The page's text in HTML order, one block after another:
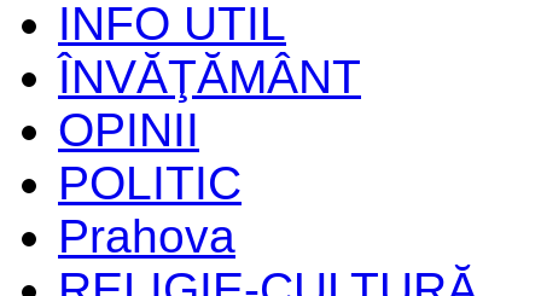
INFO UTIL
ÎNVĂŢĂMÂNT
OPINII
POLITIC
Prahova